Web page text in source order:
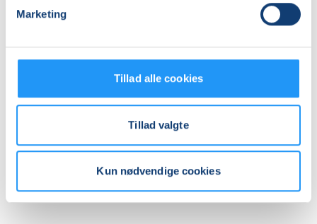
Marketing
Tillad alle cookies
Tillad valgte
Kun nødvendige cookies
(yogalokale)
Se på kort
Praktiske oplysninger
Mødegange